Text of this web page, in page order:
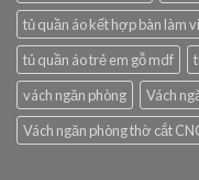
tủ quần áo kết hợp bàn làm
tủ quần áo trẻ em gỗ mdf
vách ngăn phòng
Vách
Vách ngăn phòng thờ cắt